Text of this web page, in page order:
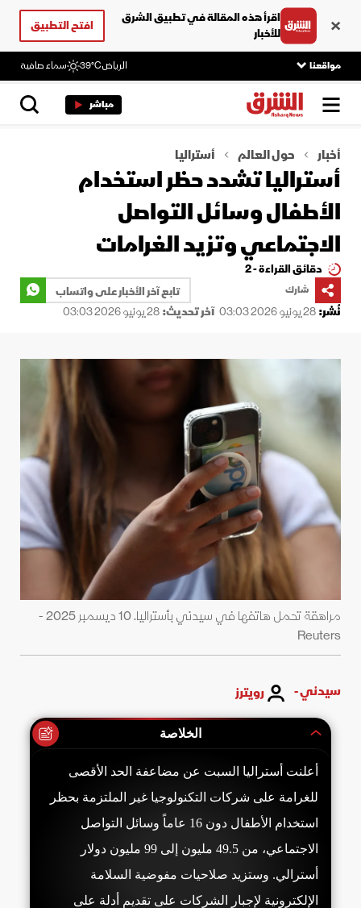
اقرأ هذه المقالة في تطبيق الشرق
للأخبار
افتح التطبيق
مواقعنا الرياض39°C سماء صافية
مباشر
أخبار حول العالم أستراليا
أستراليا تشدد حظر استخدام
الأطفال وسائل التواصل
الاجتماعي وتزيد الغرامات
دقائق القراءة - 2
شارك
تابع آخر الأخبار على واتساب
نُشر:28 يونيو 2026 03:03 آخر تحديث:28 يونيو 2026 03:03
مراهقة تحمل هاتفها في سيدني بأستراليا. 10 ديسمبر 2025 -
Reuters
سيدني - رويترز
الخلاصة
أعلنت أستراليا السبت عن مضاعفة الحد الأقصى
للغرامة على شركات التكنولوجيا غير الملتزمة بحظر
استخدام الأطفال دون 16 عاماً وسائل التواصل
الاجتماعي، من 49.5 مليون إلى 99 مليون دولار
أسترالي. وستزيد صلاحيات مفوضية السلامة
الإلكترونية لإجبار الشركات على تقديم أدلة على